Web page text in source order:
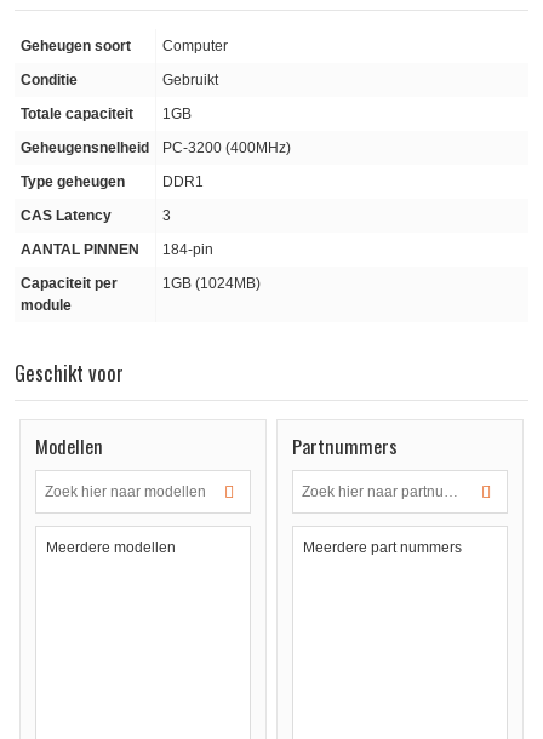
Geheugen soort
Computer
Conditie
Gebruikt
Totale capaciteit
1GB
Geheugensnelheid
PC-3200 (400MHz)
Type geheugen
DDR1
CAS Latency
3
AANTAL PINNEN
184-pin
Capaciteit per
module
1GB (1024MB)
Geschikt voor
Modellen
Meerdere modellen
Partnummers
Meerdere part nummers